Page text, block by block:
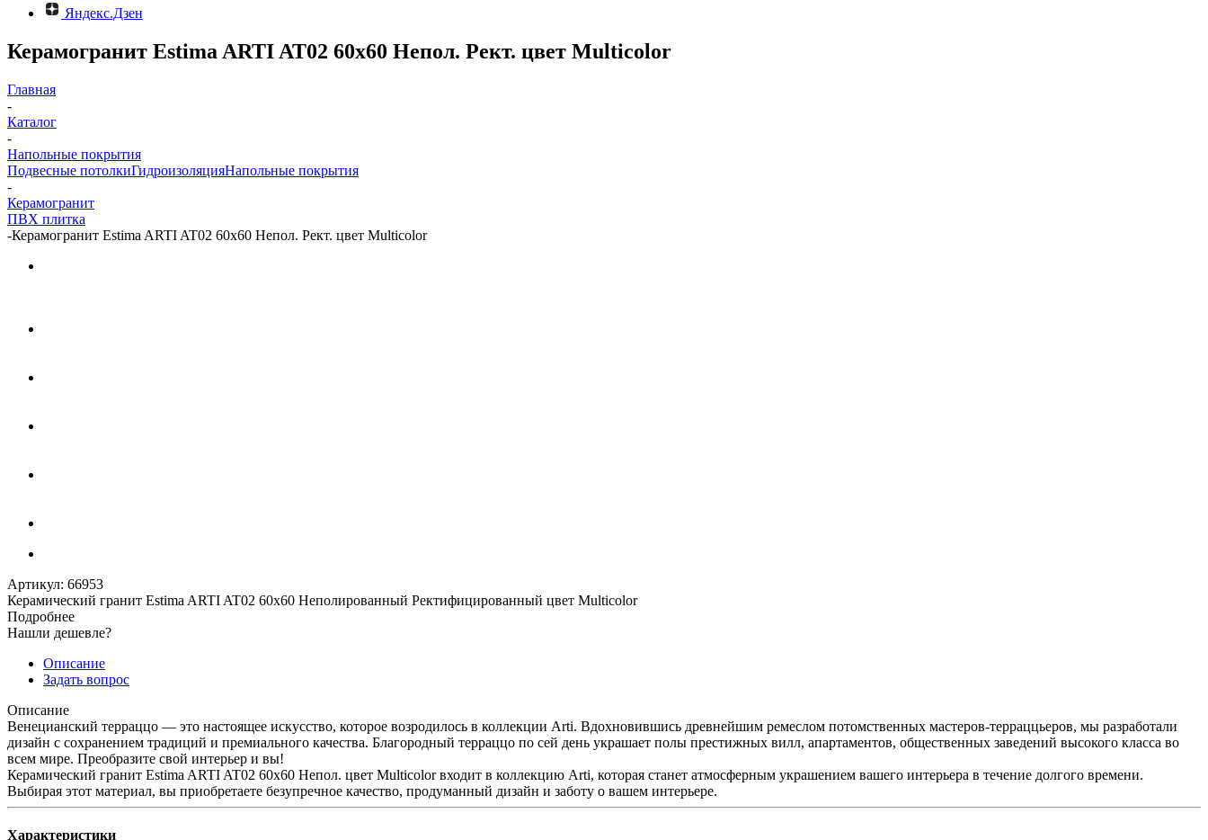
Яндекс.Дзен
Керамогранит Estima ARTI AT02 60x60 Непол. Рект. цвет Multicolor
Главная
-
Каталог
-
Напольные покрытия
Подвесные потолкиГидроизоляцияНапольные покрытия
-
Керамогранит
ПВХ плитка
-Керамогранит Estima ARTI AT02 60x60 Непол. Рект. цвет Multicolor
Артикул: 66953
Керамический гранит Estima ARTI AT02 60x60 Неполированный Ректифицированный цвет Multicolor
Подробнее
Нашли дешевле?
Описание
Задать вопрос
Описание
Венецианский терраццо — это настоящее искусство, которое возродилось в коллекции Arti. Вдохновившись древнейшим ремеслом потомственных мастеров-терраццьеров, мы разработали
дизайн с сохранением традиций и премиального качества. Благородный терраццо по сей день украшает полы престижных вилл, апартаментов, общественных заведений высокого класса во
всем мире. Преобразите свой интерьер и вы!
Керамический гранит Estima ARTI AT02 60x60 Непол. цвет Multicolor входит в коллекцию Arti, которая станет атмосферным украшением вашего интерьера в течение долгого времени.
Выбирая этот материал, вы приобретаете безупречное качество, продуманный дизайн и заботу о вашем интерьере.
Характеристики